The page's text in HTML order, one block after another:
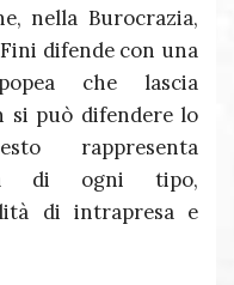
nella Burocrazia,
difende con una
che lascia
si può difendere lo
rappresenta
di ogni tipo,
di intrapresa e